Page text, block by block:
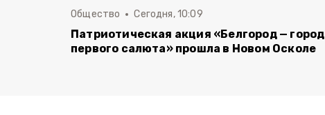
Общество Сегодня, 10:09
Патриотическая акция «Белгород — город
первого салюта» прошла в Новом Осколе